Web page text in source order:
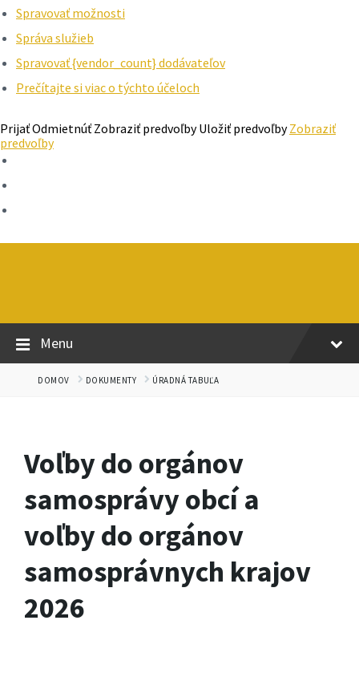
Spravovať možnosti
Správa služieb
Spravovať {vendor_count} dodávateľov
Prečítajte si viac o týchto účeloch
PrijaťOdmietnúť Zobraziť predvoľby Uložiť predvoľby Zobraziť
predvoľby
Menu
DOMOV DOKUMENTY ÚRADNÁ TABUĽA
Voľby do orgánov
samosprávy obcí a
voľby do orgánov
samosprávnych krajov
2026